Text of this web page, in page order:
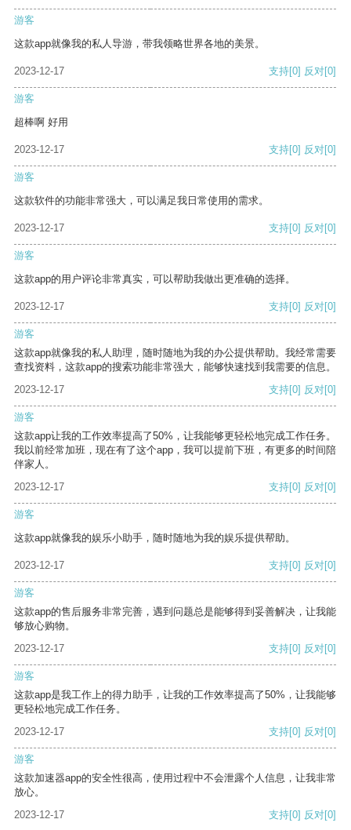
游客
这款app就像我的私人导游，带我领略世界各地的美景。
2023-12-17 支持[0] 反对[0]
游客
超棒啊 好用
2023-12-17 支持[0] 反对[0]
游客
这款软件的功能非常强大，可以满足我日常使用的需求。
2023-12-17 支持[0] 反对[0]
游客
这款app的用户评论非常真实，可以帮助我做出更准确的选择。
2023-12-17 支持[0] 反对[0]
游客
这款app就像我的私人助理，随时随地为我的办公提供帮助。我经常需要
查找资料，这款app的搜索功能非常强大，能够快速找到我需要的信息。
2023-12-17
支持[0] 反对[0]
游客
这款app让我的工作效率提高了50%，让我能够更轻松地完成工作任务。
我以前经常加班，现在有了这个app，我可以提前下班，有更多的时间陪
伴家人。
2023-12-17
支持[0] 反对[0]
游客
这款app就像我的娱乐小助手，随时随地为我的娱乐提供帮助。
2023-12-17 支持[0] 反对[0]
游客
这款app的售后服务非常完善，遇到问题总是能够得到妥善解决，让我能
够放心购物。
2023-12-17
支持[0] 反对[0]
游客
这款app是我工作上的得力助手，让我的工作效率提高了50%，让我能够
更轻松地完成工作任务。
2023-12-17
支持[0] 反对[0]
游客
这款加速器app的安全性很高，使用过程中不会泄露个人信息，让我非常
放心。
2023-12-17
支持[0] 反对[0]